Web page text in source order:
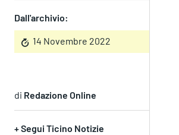
Dall'archivio:
14 Novembre 2022
di Redazione Online
+ Segui Ticino Notizie